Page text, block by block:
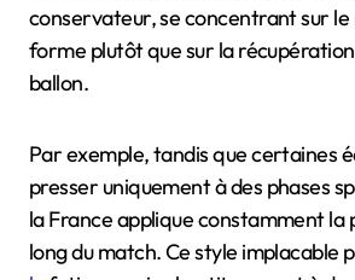
conservateur, se concentrant sur le
forme plutôt que sur la
ballon.
Par exemple, tandis que certaines
presser uniquement à des phases
la France applique constamment la
long du match. Ce style implacable